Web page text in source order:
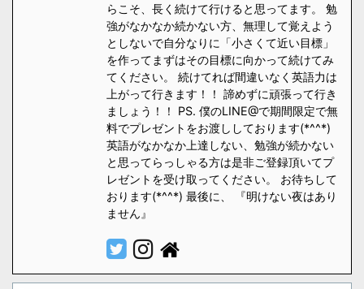
らこそ、長く続けて行けると思ってます。 勉
強がなかなか続かない方、無理して覚えよう
としないで自分なりに「小さくて近い目標」
を作ってまずはその目標に向かって続けてみ
てください。 続けてれば間違いなく英語力は
上がって行きます！！ 諦めずに頑張って行き
ましょう！！ PS. 僕のLINE@で期間限定で無
料でプレゼントをお渡ししております(*^^*)
英語がなかなか上達しない、勉強が続かない
と思ってらっしゃる方は是非ご登録頂いてプ
レゼントを受け取ってください。 お待ちして
おります(*^^*) 最後に、 『明けない夜はあり
ません』